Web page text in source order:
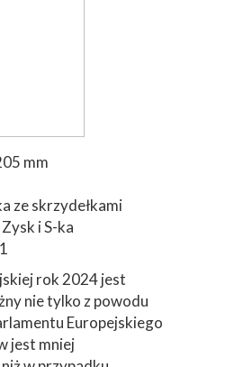
mm
ze skrzydełkami
i S-ka
rok 2024 jest
nie tylko z powodu
Europejskiego
jest mniej